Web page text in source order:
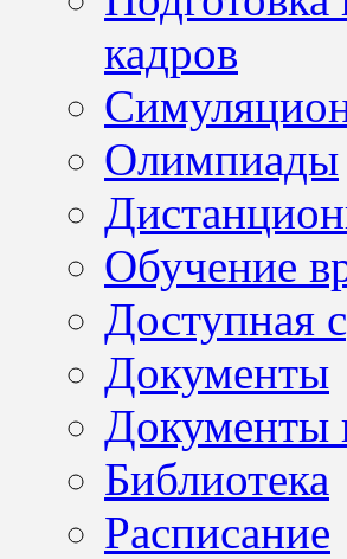
кадров
Олимпиады
Обучение
Доступная
Документы
Библиотека
Расписание